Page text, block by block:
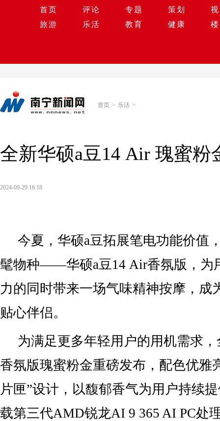
首页 评论 专题 策划
旅游
乐活 教育 健康
首页 > 乐活 >
全新华硕a豆14 Air 瑰蜜
2024-09-29 16:18
今夏，华硕a豆拓展笔电功能价值
髦物种——华硕a豆14 Air香氛版，为
力的同时带来一场气味精神按摩，成
贴心伴侣。
为满足更多年轻用户的用机需求
香氛版瑰蜜粉金重磅发布，配色优雅
片匣”设计，以馥郁香气为用户持续
载第三代AMD锐龙AI 9 365 AI PC处